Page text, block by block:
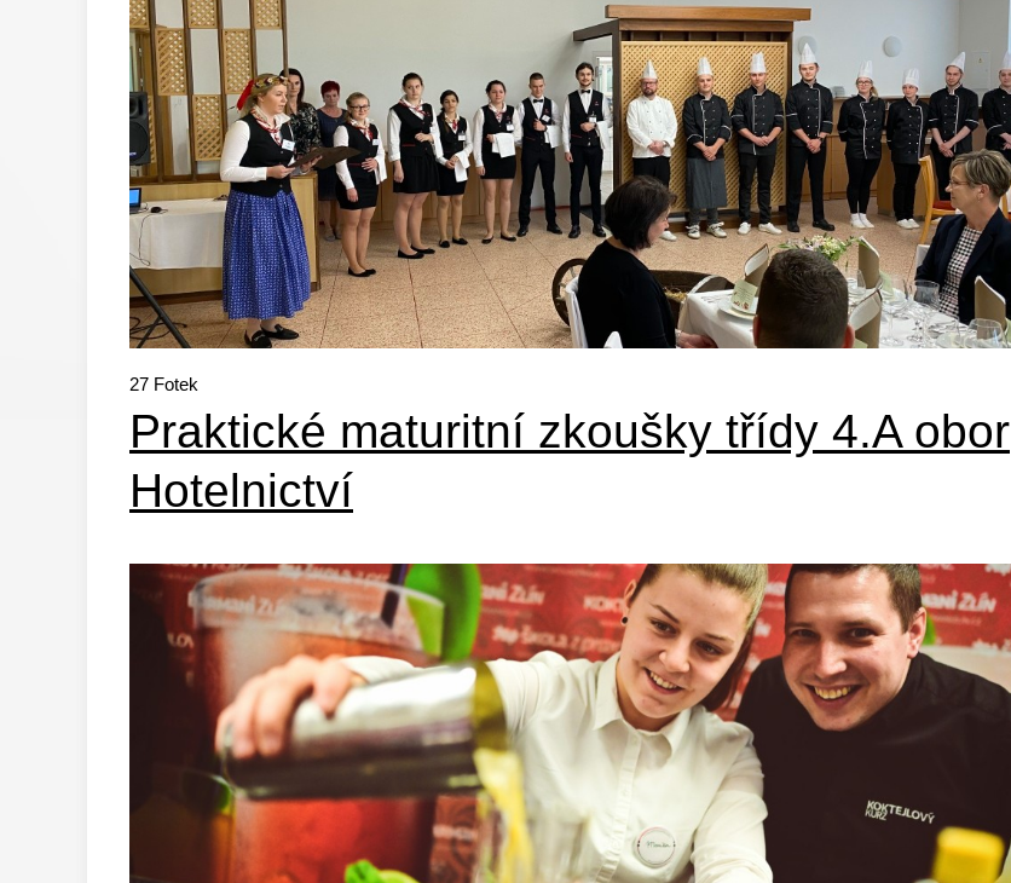
27 Fotek
Praktické maturitní zkoušky třídy 4.A obor
Hotelnictví